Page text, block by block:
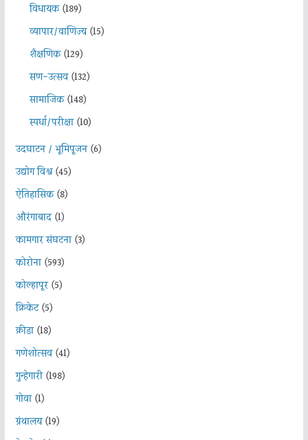
विधायक(189)
व्यापार/वाणिज्य(15)
शैक्षणिक(129)
सण-उत्सव(132)
सामाजिक(148)
स्पर्धा/परीक्षा(10)
उदघाटन / भूमिपूजन(6)
उद्योग विश्व(45)
ऐतिहासिक(8)
औरंगाबाद(1)
कामगार संघटना(3)
कोरोना(593)
कोल्हापूर(5)
क्रिकेट(5)
क्रीडा(18)
गणेशोत्सव(41)
गुन्हेगारी(198)
गोवा(1)
ग्रंथालय(19)